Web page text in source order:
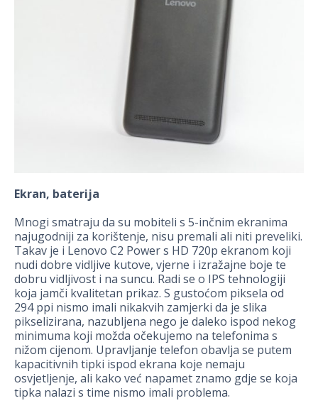
Ekran, baterija
Mnogi smatraju da su mobiteli s 5-inčnim ekranima
najugodniji za korištenje, nisu premali ali niti preveliki.
Takav je i Lenovo C2 Power s HD 720p ekranom koji
nudi dobre vidljive kutove, vjerne i izražajne boje te
dobru vidljivost i na suncu. Radi se o IPS tehnologiji
koja jamči kvalitetan prikaz. S gustoćom piksela od
294 ppi nismo imali nikakvih zamjerki da je slika
pikselizirana, nazubljena nego je daleko ispod nekog
minimuma koji možda očekujemo na telefonima s
nižom cijenom. Upravljanje telefon obavlja se putem
kapacitivnih tipki ispod ekrana koje nemaju
osvjetljenje, ali kako već napamet znamo gdje se koja
tipka nalazi s time nismo imali problema.